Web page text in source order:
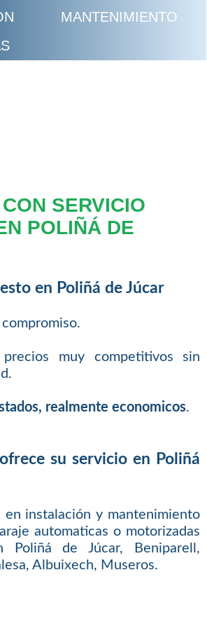
MANTENIMIENTO
SERVICIO
POLIÑÁ DE
en Poliñá de Júcar
precios muy competitivos sin
realmente economicos.
su servicio en Poliñá
en instalación y mantenimiento
automaticas o motorizadas
Poliñá de Júcar, Beniparell,
Albuixech, Museros.